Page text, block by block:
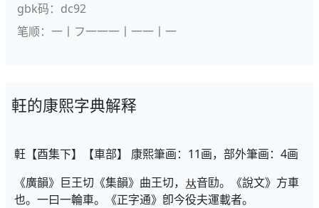
gbk码：dc92
笔顺：一丨フ一一一丨一一丨一
軖的康熙字典解释
軖【酉集下】【車部】 康熙筆画：11画，部外筆画：4画
《廣韻》巨王切《集韻》曲王切，
音劻。《說文》方車
也。一曰一輪車。《正字通》卽今役夫運載者。